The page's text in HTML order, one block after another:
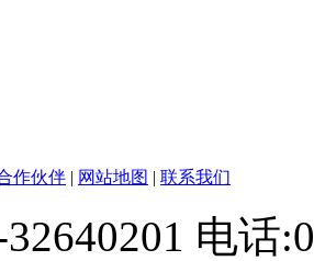
作伙伴 | 网站地图 | 联系我们
电话